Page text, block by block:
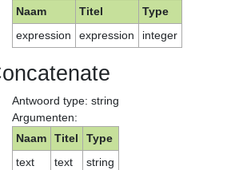
Naam
Titel
Type
expression
expression integer
Antwoord type: string
Argumenten:
Naam
Titel
Type
text
text string